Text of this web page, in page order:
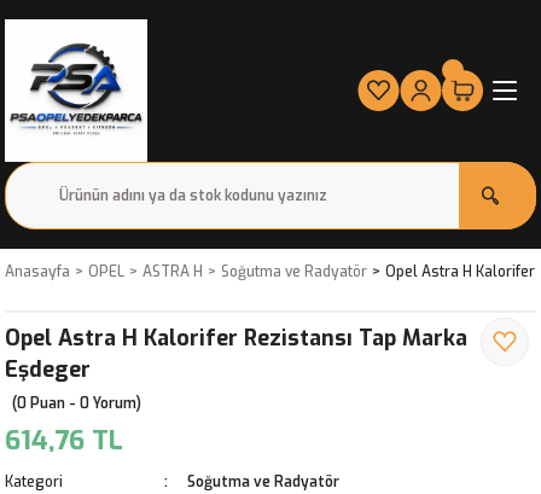
Anasayfa OPEL ASTRA H Soğutma ve Radyatör Opel Astra H Kalorifer
Opel Astra H Kalorifer Rezistansı Tap Marka
Eşdeger
(0 Puan - 0 Yorum)
614,76 TL
Kategori
Soğutma ve Radyatör